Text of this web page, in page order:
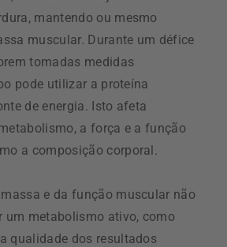
mantendo ou mesmo
muscular. Durante um défice
tomadas medidas
pode utilizar a proteína
de energia. Isto afeta
a força e a função
a composição corporal.
e da função muscular não
um metabolismo ativo, como
qualidade dos resultados